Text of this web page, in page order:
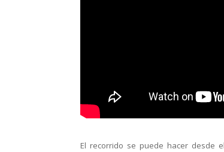
El recorrido se puede hacer desde